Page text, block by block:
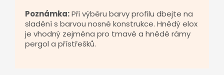
Poznámka:Při výběru barvy profilu dbejte na
sladění s barvou nosné konstrukce. Hnědý elox
je vhodný zejména pro tmavé a hnědé rámy
pergol a přístřešků.